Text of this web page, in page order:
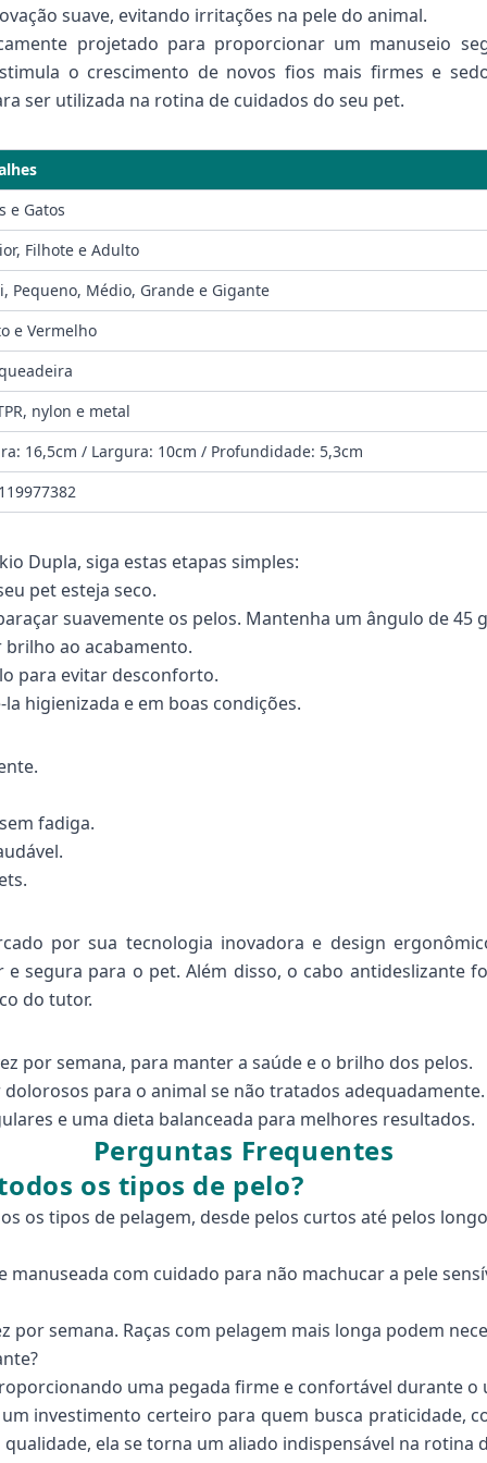
suave, evitando irritações na pele do animal.
projetado para proporcionar um manuseio
o crescimento de novos fios mais firmes e
ser utilizada na rotina de cuidados do seu pet.
e Gatos
Filhote e Adulto
Pequeno, Médio, Grande e Gigante
e Vermelho
nylon e metal
16,5cm / Largura: 10cm / Profundidade: 5,3cm
Dupla, siga estas etapas simples:
pet esteja seco.
suavemente os pelos. Mantenha um ângulo de 45
brilho ao acabamento.
para evitar desconforto.
higienizada e em boas condições.
fadiga.
por sua tecnologia inovadora e design
segura para o pet. Além disso, o cabo antideslizante
do tutor.
por semana, para manter a saúde e o brilho dos pelos.
para o animal se não tratados adequadamente.
e uma dieta balanceada para melhores resultados.
Perguntas Frequentes
os tipos de pelo?
os tipos de pelagem, desde pelos curtos até pelos
com cuidado para não machucar a pele
por semana. Raças com pelagem mais longa podem
uma pegada firme e confortável durante o
um investimento certeiro para quem busca praticidade,
ela se torna um aliado indispensável na rotina